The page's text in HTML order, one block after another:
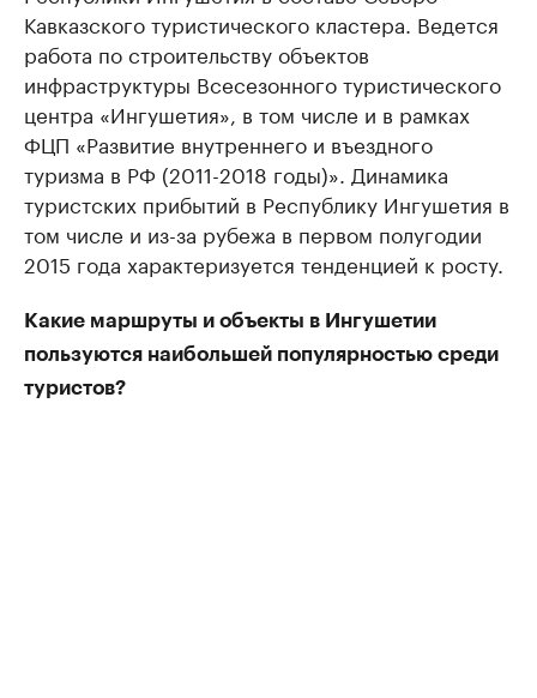
Кавказского туристического кластера. Ведется
работа по строительству объектов
инфраструктуры Всесезонного туристического
центра «Ингушетия», в том числе и в рамках
ФЦП «Развитие внутреннего и въездного
туризма в РФ (2011-2018 годы)». Динамика
туристских прибытий в Республику Ингушетия в
том числе и из-за рубежа в первом полугодии
2015 года характеризуется тенденцией к росту.
Какие маршруты и объекты в Ингушетии
пользуются наибольшей популярностью среди
туристов?